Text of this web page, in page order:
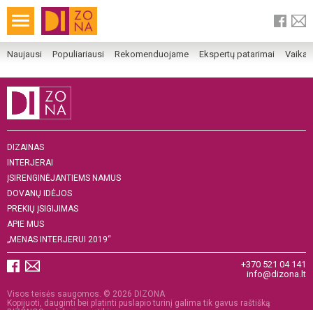
Naujausi Populiariausi Rekomenduojame Ekspertų patarimai
DIZAINAS
INTERJERAI
ĮSIRENGINĖJANTIEMS NAMUS
DOVANŲ IDĖJOS
PREKIŲ ĮSIGIJIMAS
APIE MUS
„MENAS INTERJERUI 2019“
+370 521 04 141
info@dizona.lt
Visos teisės saugomos. © 2026 DIZONA
Kopijuoti, dauginti bei platinti puslapio turinį galima tik gavus raštišką